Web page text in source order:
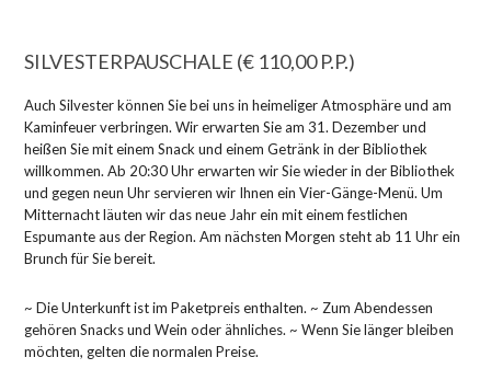
SILVESTERPAUSCHALE (€ 110,00 P.P.)
Auch Silvester können Sie bei uns in heimeliger Atmosphäre und am
Kaminfeuer verbringen. Wir erwarten Sie am 31. Dezember und
heißen Sie mit einem Snack und einem Getränk in der Bibliothek
willkommen. Ab 20:30 Uhr erwarten wir Sie wieder in der Bibliothek
und gegen neun Uhr servieren wir Ihnen ein Vier-Gänge-Menü. Um
Mitternacht läuten wir das neue Jahr ein mit einem festlichen
Espumante aus der Region. Am nächsten Morgen steht ab 11 Uhr ein
Brunch für Sie bereit.
~ Die Unterkunft ist im Paketpreis enthalten. ~ Zum Abendessen
gehören Snacks und Wein oder ähnliches. ~ Wenn Sie länger bleiben
möchten, gelten die normalen Preise.